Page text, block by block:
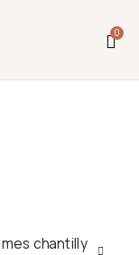
0
12 août.
aucune
ne sera